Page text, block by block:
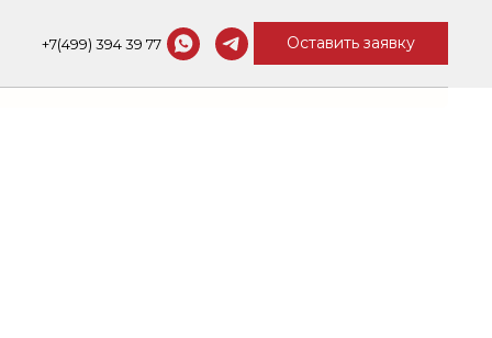
Контакты
+7(499) 394 39 77 Оставить заявку